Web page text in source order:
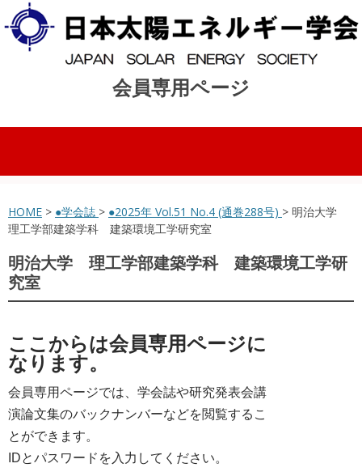
会員専用ページ
コンテンツへスキップ
HOME > ●学会誌 > ●2025年 Vol.51 No.4 (通巻288号) > 明治大学
理工学部建築学科 建築環境工学研究室
明治大学 理工学部建築学科 建築環境工学研
究室
ここからは会員専用ページに
なります。
会員専用ページでは、学会誌や研究発表会講
演論文集のバックナンバーなどを閲覧するこ
とができます。
IDとパスワードを入力してください。